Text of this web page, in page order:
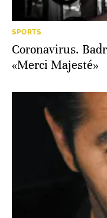
SPORTS
Coronavirus.
«Merci Majesté»